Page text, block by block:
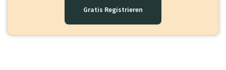
Gratis Registrieren